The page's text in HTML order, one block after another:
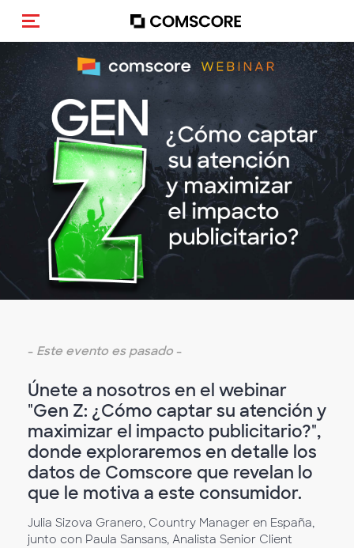
Activar navegación
- Este evento es pasado -
Únete a nosotros en el webinar
"Gen Z: ¿Cómo captar su atención y
maximizar el impacto publicitario?",
donde exploraremos en detalle los
datos de Comscore que revelan lo
que le motiva a este consumidor.
Julia Sizova Granero, Country Manager en España,
junto con Paula Sansans, Analista Senior Client